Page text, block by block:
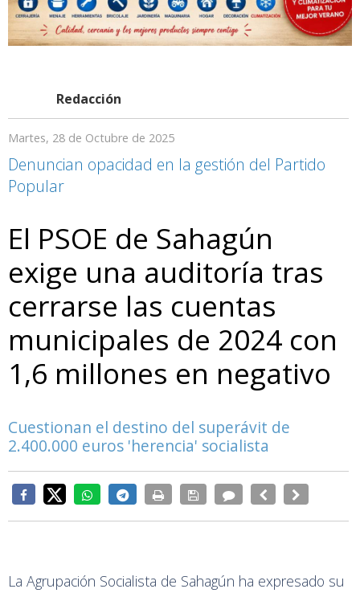
Redacción
Martes, 28 de Octubre de 2025
Denuncian opacidad en la gestión del Partido
Popular
El PSOE de Sahagún
exige una auditoría tras
cerrarse las cuentas
municipales de 2024 con
1,6 millones en negativo
Cuestionan el destino del superávit de
2.400.000 euros 'herencia' socialista
La Agrupación Socialista de Sahagún ha expresado su